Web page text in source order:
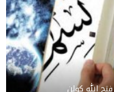
فتح الله كولن